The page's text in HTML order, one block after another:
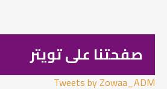
صفحتنا على تويتر
Tweets by Zowaa_ADM